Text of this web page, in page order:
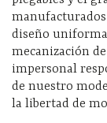
diseño
mecanización
impersonal
de nuestro
la libertad de